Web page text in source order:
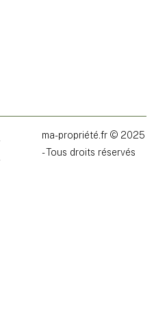
ma-propriété.fr © 2025
- Tous droits réservés